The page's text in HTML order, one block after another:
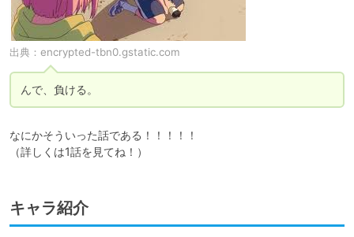
出典： encrypted-tbn0.gstatic.com
んで、負ける。
なにかそういった話である！！！！！
（詳しくは1話を見てね！）
キャラ紹介